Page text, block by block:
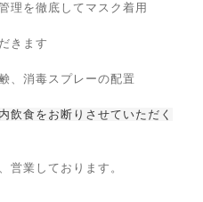
理を徹底してマスク着用
きます
、消毒スプレーの配置
飲食をお断りさせていただく
営業しております。